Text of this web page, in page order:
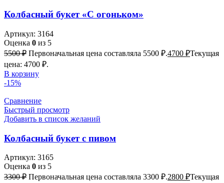
Колбасный букет «С огоньком»
Артикул: 3164
Оценка 0 из 5
5500₽ Первоначальная цена составляла 5500 ₽.4700 ₽Текущая
цена: 4700 ₽.
В корзину
-15%
Сравнение
Быстрый просмотр
Добавить в список желаний
Колбасный букет с пивом
Артикул: 3165
Оценка 0 из 5
3300₽ Первоначальная цена составляла 3300 ₽.2800 ₽Текущая